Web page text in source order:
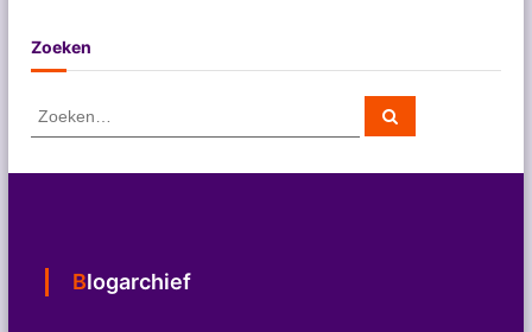
Zoeken
Z
Z
e
Blogarchief